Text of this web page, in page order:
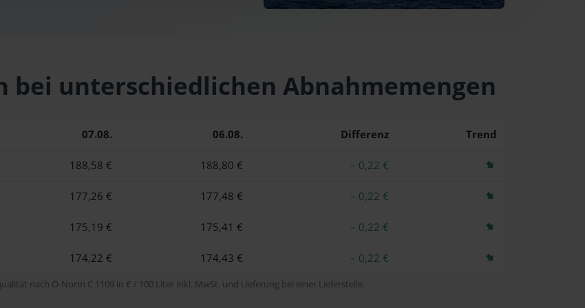
bei unterschiedlichen Abnahmemengen
07.08. 06.08. Differenz Trend
188,58 € 188,80 € – 0,22 €
177,26 € 177,48 € – 0,22 €
175,19 € 175,41 € – 0,22 €
174,22 € 174,43 € – 0,22 €
nach Ö-Norm C 1109 in € / 100 Liter inkl. MwSt. und Lieferung bei einer Lieferstelle.